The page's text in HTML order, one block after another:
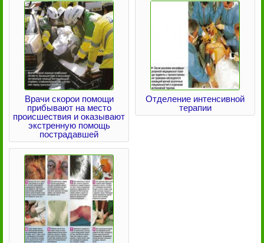
Врачи скорои помощи
прибывают на место
происшествия и оказывают
экстренную помощь
пострадавшей
Отделение интенсивной
терапии